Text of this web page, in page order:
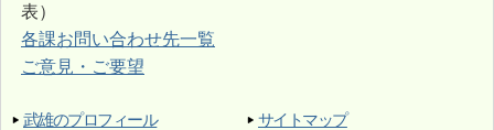
表）
各課お問い合わせ先一覧
ご意見・ご要望
武雄のプロフィール
サイトマップ